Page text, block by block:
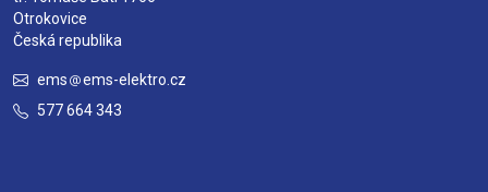
Otrokovice
Česká republika
ems
ems-elektro.cz
577 664 343